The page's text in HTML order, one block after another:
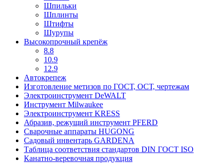
Шпильки
Шплинты
Штифты
Шурупы
Высокопрочный крепёж
8.8
10.9
12.9
Автокрепеж
Изготовление метизов по ГОСТ, ОСТ, чертежам
Электроинструмент DeWALT
Инструмент Milwaukee
Электроинструмент KRESS
Абразив, режущий инструмент PFERD
Сварочные аппараты HUGONG
Садовый инвентарь GARDENA
Таблица соответствия стандартов DIN ГОСТ ISO
Канатно-веревочная продукция